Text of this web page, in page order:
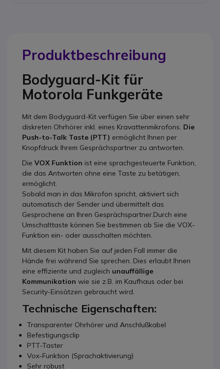
Produktbeschreibung
Bodyguard-Kit für
Motorola Funkgeräte
Mit dem Bodyguard-Kit verfügen Sie über einen sehr
diskreten Ohrhörer inkl. eines Kravattenmikrofons. Die
Push-to-Talk Taste (PTT) ermöglicht Ihnen per
Knopfdruck Ihrem Gesprächspartner zu antworten.
Die VOX Funktion ist eine sprachgesteuerte Funktion,
die das Antworten ohne eine Taste zu betätigen,
ermöglicht.
Sobald man in das Mikrofon spricht, aktiviert sich
automatisch der Sender und übermittelt das
Gesprochene an Ihren Gesprächspartner.Durch eine
Umschalttaste können Sie bestimmen ob Sie die VOX-
Funktion ein- oder ausschalten möchten.
Mit diesem Kit haben Sie auf jeden Fall immer die
Hände frei während Sie sprechen. Dies erlaubt Ihnen
eine effiziente und zugleich unauffällige
Kommunikation wie sie z.B. im Kaufhaus oder bei
Security-Einsätzen gebraucht wird.
Technische Eigenschaften:
Transparenter Ohrhörer und Anschlußkabel
Befestigungsclip
PTT-Taster
Vox-Funktion (Sprachaktivierung)
Sehr robust